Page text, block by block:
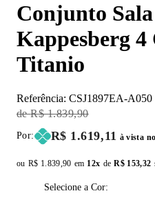
Conjunto
Kappesberg 4
Titanio
Referência: CSJ1897EA-A050
Original Price:
R$ 1.839,90
Por: Price:
R$ 1.619,11 à vista
ou Original price:
R$ 1.839,90 em 12x de R$ 153,32
Selecione a Cor: